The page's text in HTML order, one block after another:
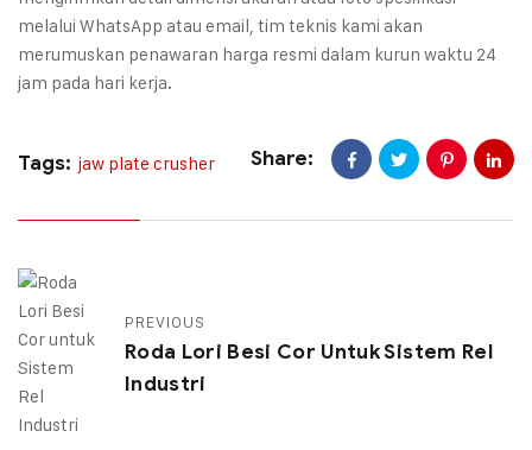
melalui WhatsApp atau email, tim teknis kami akan
merumuskan penawaran harga resmi dalam kurun waktu 24
jam pada hari kerja.
Tags: jaw plate crusher Share:
PREVIOUS
Roda Lori Besi Cor Untuk Sistem Rel
Industri